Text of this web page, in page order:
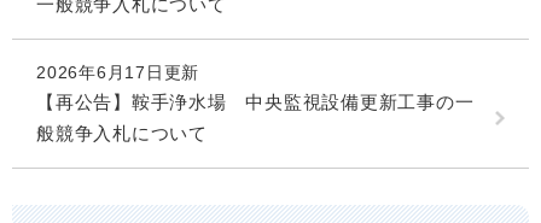
2026年6月17日更新
【再公告】鞍手浄水場 中央監視設備更新工事の一
般競争入札について